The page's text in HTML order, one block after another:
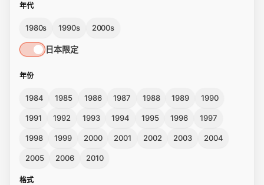
年代
1980s 1990s 2000s
日本限定
年份
1984 1985 1986 1987 1988 1989 1990
1991 1992 1993 1994 1995 1996 1997
1998 1999 2000 2001 2002 2003 2004
2005 2006 2010
格式